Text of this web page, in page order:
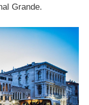
Grande.